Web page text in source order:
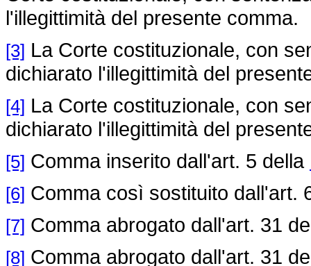
l'illegittimità del presente comma.
[3] La Corte costituzionale, con
dichiarato l'illegittimità del
[4] La Corte costituzionale, con
dichiarato l'illegittimità del
[5] Comma inserito dall'art. 5 della
[6] Comma così sostituito dall'art.
[7] Comma abrogato dall'art. 31
[8] Comma abrogato dall'art. 31